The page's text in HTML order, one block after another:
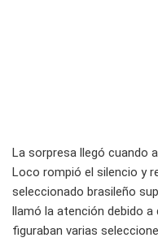
La sorpresa llegó cuando
Loco rompió el silencio y
seleccionado brasileño
llamó la atención debido
figuraban varias